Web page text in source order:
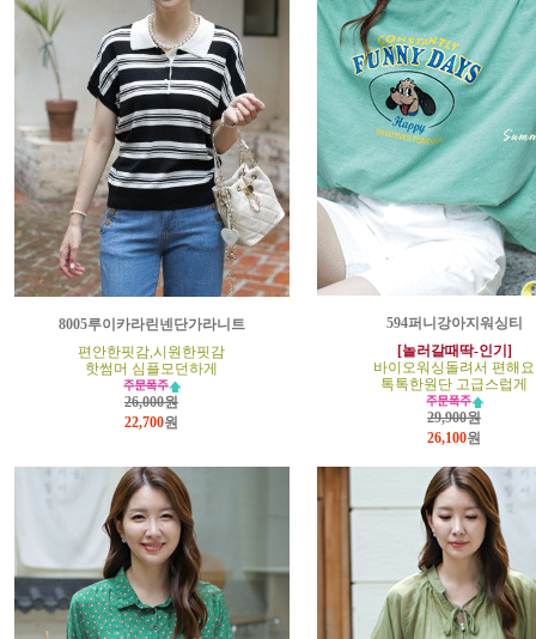
8005루이카라린넨단가라니트
편안한핏감,시원한핏감
핫썸머 심플모던하게
26,000원
22,700원
594퍼니강아지워싱티
[놀러갈때딱-인기]
바이오워싱돌려서 편해요
톡톡한원단 고급스럽게
29,900원
26,100원